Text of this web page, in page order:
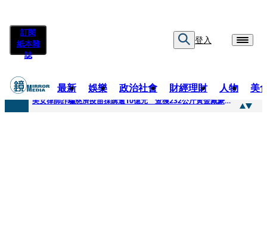
訂閱
紙本雜
誌
登入
最新 娛樂 政治社會 財經理財 人物 美
快訊
美女律師詐騙慈濟疫苗採購逾10億元 查獲232公斤黃金藏豪宅地板下